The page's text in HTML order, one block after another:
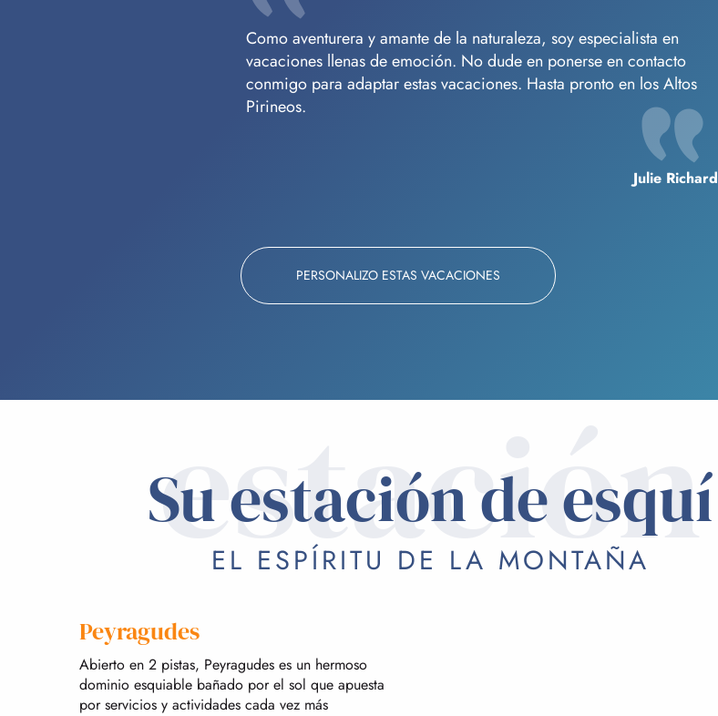
Como aventurera y amante de la naturaleza, soy especialista en
vacaciones llenas de emoción. No dude en ponerse en contacto
conmigo para adaptar estas vacaciones. Hasta pronto en los Altos
Pirineos.
Julie Richard
PERSONALIZO ESTAS VACACIONES
estación
Su estación de esquí
EL ESPÍRITU DE LA MONTAÑA
Peyragudes
Abierto en 2 pistas, Peyragudes es un hermoso
dominio esquiable bañado por el sol que apuesta
por servicios y actividades cada vez más